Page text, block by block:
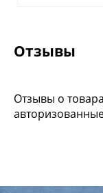
Отзывы
Отзывы о